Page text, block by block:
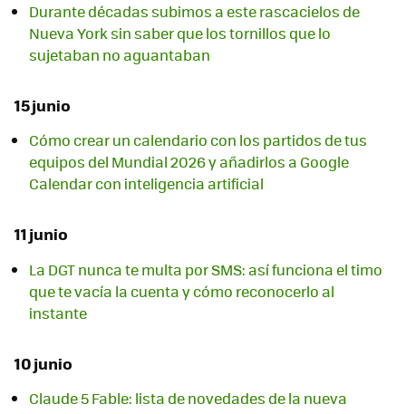
Durante décadas subimos a este rascacielos de
Nueva York sin saber que los tornillos que lo
sujetaban no aguantaban
15 junio
Cómo crear un calendario con los partidos de tus
equipos del Mundial 2026 y añadirlos a Google
Calendar con inteligencia artificial
11 junio
La DGT nunca te multa por SMS: así funciona el timo
que te vacía la cuenta y cómo reconocerlo al
instante
10 junio
Claude 5 Fable: lista de novedades de la nueva